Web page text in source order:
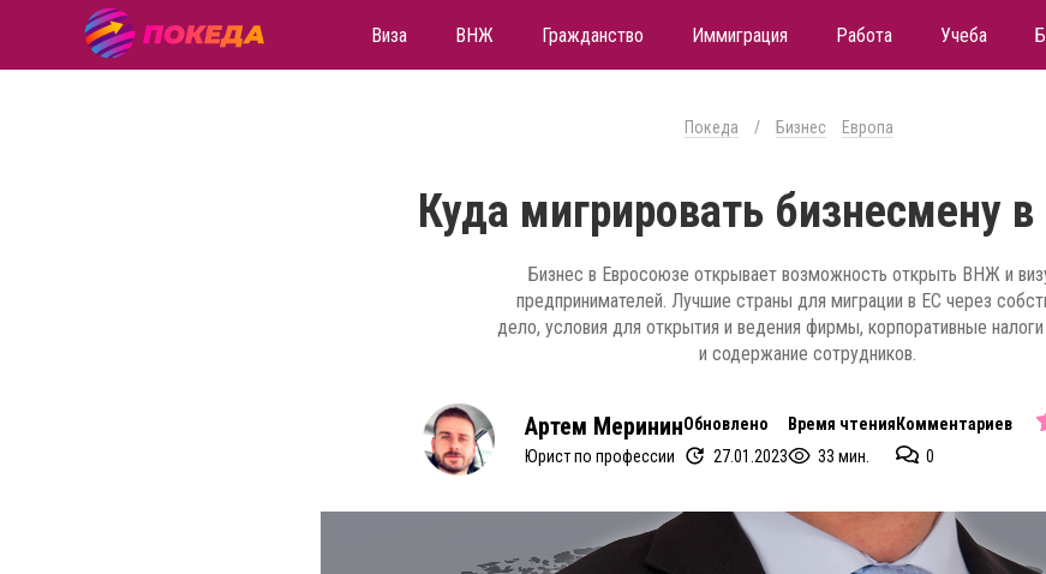
Виза ВНЖ Гражданство Иммиграция Работа Учеба
Покеда / Бизнес Европа
Куда мигрировать бизнесмену в
Бизнес в Евросоюзе открывает возможность открыть ВНЖ и
предпринимателей. Лучшие страны для миграции в ЕС через
дело, условия для открытия и ведения фирмы, корпоративные
и содержание сотрудников.
Артем Меринин
Юрист по профессии
Обновлено
27.01.2023
Время чтения
33 мин.
Комментариев
0